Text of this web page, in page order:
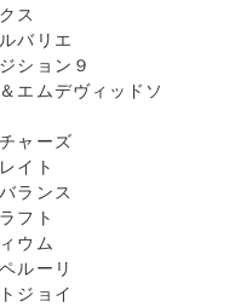
ス
バリエ
ション９
エムデヴィッドソ
ャーズ
イト
ランス
フト
ウム
ルーリ
ジョイ